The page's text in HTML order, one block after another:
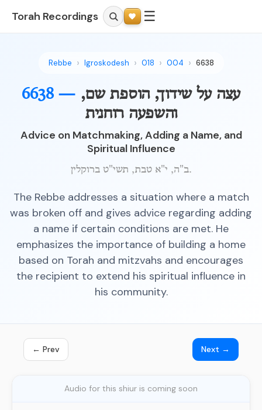
Torah Recordings ☰
Rebbe Igroskodesh 018 004 6638
6638 — עצה על שידוך, הוספת שם,
והשפעה רוחנית
Advice on Matchmaking, Adding a Name, and
Spiritual Influence
ב"ה, י"א טבת, תשי"ט ברוקלין.
The Rebbe addresses a situation where a match
was broken off and gives advice regarding adding
a name if certain conditions are met. He
emphasizes the importance of building a home
based on Torah and mitzvahs and encourages
the recipient to extend his spiritual influence in
his community.
← Prev Next →
Audio for this shiur is coming soon